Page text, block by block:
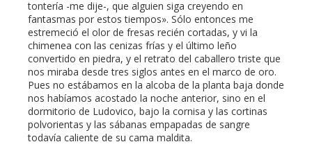
tontería -me dije-, que alguien siga creyendo en
fantasmas por estos tiempos». Sólo entonces me
estremeció el olor de fresas recién cortadas, y vi la
chimenea con las cenizas frías y el último leño
convertido en piedra, y el retrato del caballero triste que
nos miraba desde tres siglos antes en el marco de oro.
Pues no estábamos en la alcoba de la planta baja donde
nos habíamos acostado la noche anterior, sino en el
dormitorio de Ludovico, bajo la cornisa y las cortinas
polvorientas y las sábanas empapadas de sangre
todavía caliente de su cama maldita.